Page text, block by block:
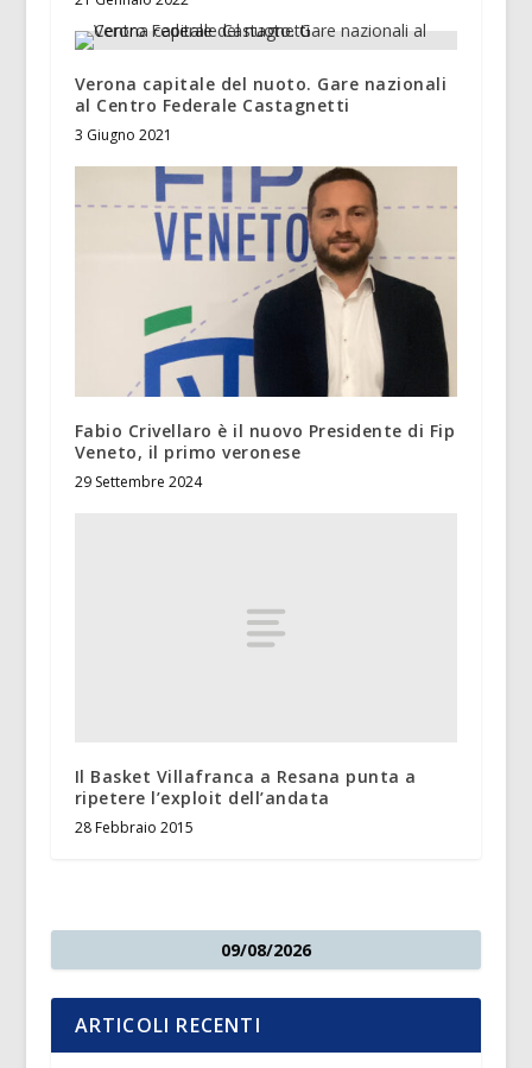
Verona capitale del nuoto. Gare nazionali
al Centro Federale Castagnetti
3 Giugno 2021
Fabio Crivellaro è il nuovo Presidente di Fip
Veneto, il primo veronese
29 Settembre 2024
Il Basket Villafranca a Resana punta a
ripetere l’exploit dell’andata
28 Febbraio 2015
09/08/2026
ARTICOLI RECENTI